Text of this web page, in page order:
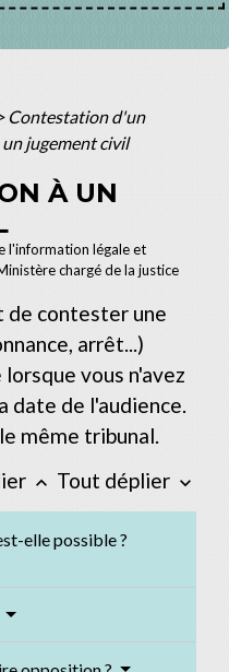
Contestation d'un
jugement civil
À UN
l'information légale et
chargé de la justice
de contester une
arrêt...)
vous n'avez
date de l'audience.
même tribunal.
keyboard_arrow_up Tout déplier keyboard_arrow_down
elle possible ?